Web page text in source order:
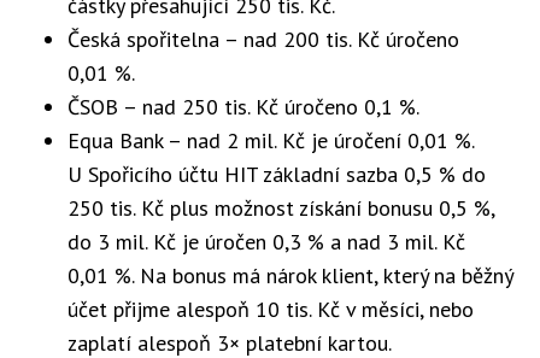
Česká spořitelna – nad 200 tis. Kč úročeno
0,01 %.
ČSOB – nad 250 tis. Kč úročeno 0,1 %.
Equa Bank – nad 2 mil. Kč je úročení 0,01 %.
U Spořicího účtu HIT základní sazba 0,5 % do
250 tis. Kč plus možnost získání bonusu 0,5 %,
do 3 mil. Kč je úročen 0,3 % a nad 3 mil. Kč
0,01 %. Na bonus má nárok klient, který na běžný
účet přijme alespoň 10 tis. Kč v měsíci, nebo
zaplatí alespoň 3× platební kartou.